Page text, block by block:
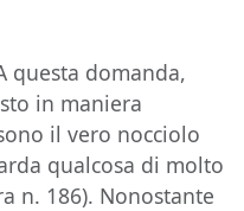
questa domanda,
in maniera
il vero nocciolo
qualcosa di molto
n. 186). Nonostante